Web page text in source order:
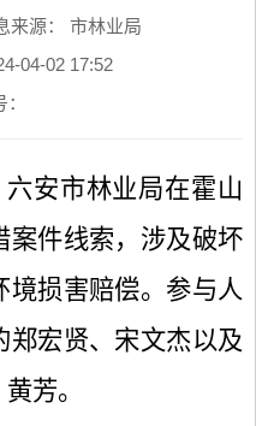
来源： 市林业局
04-02 17:52
六安市林业局在霍山
案件线索，涉及破坏
境损害赔偿。参与人
郑宏贤、宋文杰以及
芳。